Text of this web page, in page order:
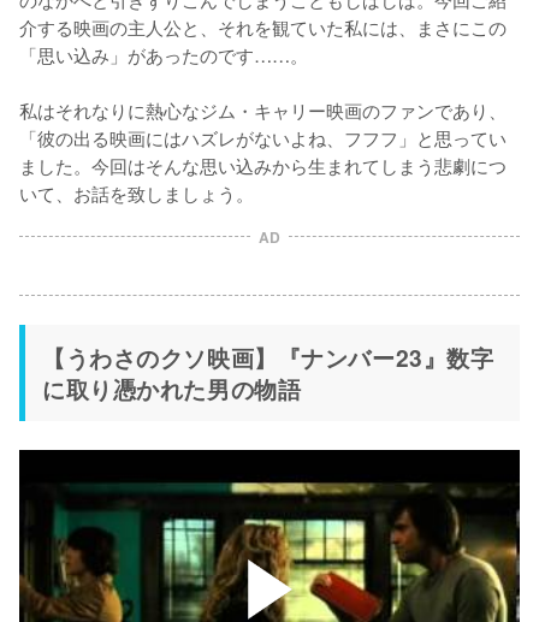
介する映画の主人公と、それを観ていた私には、まさにこの
「思い込み」があったのです……。
私はそれなりに熱心なジム・キャリー映画のファンであり、
「彼の出る映画にはハズレがないよね、フフフ」と思ってい
ました。今回はそんな思い込みから生まれてしまう悲劇につ
いて、お話を致しましょう。
AD
【うわさのクソ映画】『ナンバー23』数字
に取り憑かれた男の物語